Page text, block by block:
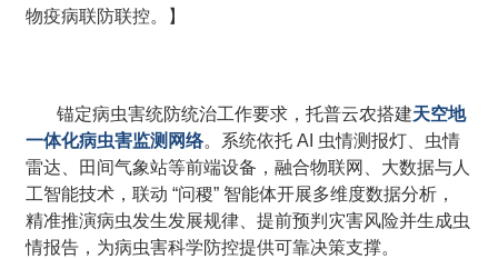
物疫病联防联控。】
锚定病虫害统防统治工作要求，托普云农搭建天空地
一体化病虫害监测网络。系统依托 AI 虫情测报灯、虫情
雷达、田间气象站等前端设备，融合物联网、大数据与人
工智能技术，联动 “问稷” 智能体开展多维度数据分析，
精准推演病虫发生发展规律、提前预判灾害风险并生成虫
情报告，为病虫害科学防控提供可靠决策支撑。